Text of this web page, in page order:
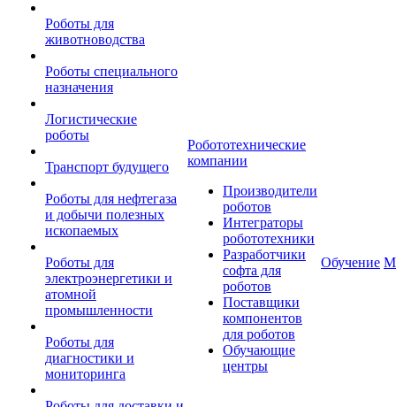
Роботы для
животноводства
Роботы специального
назначения
Логистические
роботы
Транспорт будущего
Роботы для нефтегаза
и добычи полезных
ископаемых
Роботы для
электроэнергетики и
атомной
промышленности
Роботы для
диагностики и
мониторинга
Робототехнические
компании
Производители
роботов
Интеграторы
робототехники
Разработчики
софта для
роботов
Поставщики
компонентов
для роботов
Обучающие
центры
Обучение